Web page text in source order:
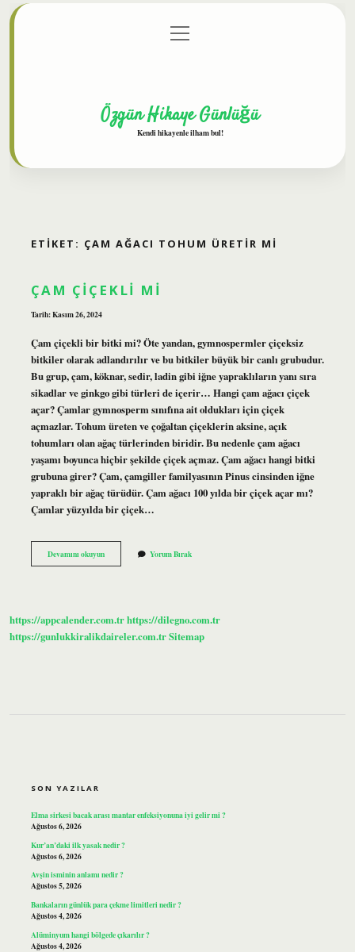
Gizlilik Politikası
menüyü
aç
Özgün Hikaye Günlüğü
Kendi hikayenle ilham bul!
ETIKET: ÇAM AĞACI TOHUM ÜRETIR MI
ÇAM ÇIÇEKLI MI
Tarih: Kasım 26, 2024
Çam çiçekli bir bitki mi? Öte yandan, gymnospermler çiçeksiz
bitkiler olarak adlandırılır ve bu bitkiler büyük bir canlı grubudur.
Bu grup, çam, köknar, sedir, ladin gibi iğne yapraklıların yanı sıra
sikadlar ve ginkgo gibi türleri de içerir… Hangi çam ağacı çiçek
açar? Çamlar gymnosperm sınıfına ait oldukları için çiçek
açmazlar. Tohum üreten ve çoğaltan çiçeklerin aksine, açık
tohumları olan ağaç türlerinden biridir. Bu nedenle çam ağacı
yaşamı boyunca hiçbir şekilde çiçek açmaz. Çam ağacı hangi bitki
grubuna girer? Çam, çamgiller familyasının Pinus cinsinden iğne
yapraklı bir ağaç türüdür. Çam ağacı 100 yılda bir çiçek açar mı?
Çamlar yüzyılda bir çiçek…
Devamını okuyunÇam
Çiçekli
Yorum Bırak
https://appcalender.com.trhttps://dilegno.com.tr
https://gunlukkiralikdaireler.com.trSitemap
SON YAZILAR
Elma sirkesi bacak arası mantar enfeksiyonuna iyi gelir mi ?
Ağustos 6, 2026
Kur’an’daki ilk yasak nedir ?
Ağustos 6, 2026
Avşin isminin anlamı nedir ?
Ağustos 5, 2026
Bankaların günlük para çekme limitleri nedir ?
Ağustos 4, 2026
Alüminyum hangi bölgede çıkarılır ?
Ağustos 4, 2026